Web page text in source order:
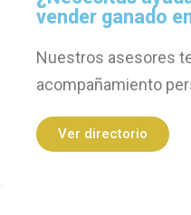
vender ganado
Nuestros asesores
acompañamiento
Ver directorio